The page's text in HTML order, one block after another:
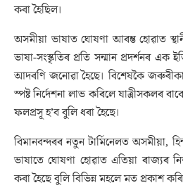
কৰা হৈছিল।
অসমীয়া ভাষাত ঘোষণা আৰম্ভ হোৱাত
ভাষা-সংস্কৃতিৰ প্ৰতি সন্মান প্ৰদৰ্শনৰ এক
আদৰণি জনোৱা হৈছে। বিশেষকৈ
স্পষ্ট নিৰ্দেশনা লাভ কৰিলে
ফলপ্ৰসূ হ’ব বুলি ধৰা হৈছে।
বিমানবন্দৰৰ নতুন টাৰ্মিনেলত অসমীয়া,
ভাষাতে ঘোষণা হোৱাত এতিয়া ৰাজ্যৰ
কৰা হৈছে বুলি বিভিন্ন মহলে মত প্ৰকাশ